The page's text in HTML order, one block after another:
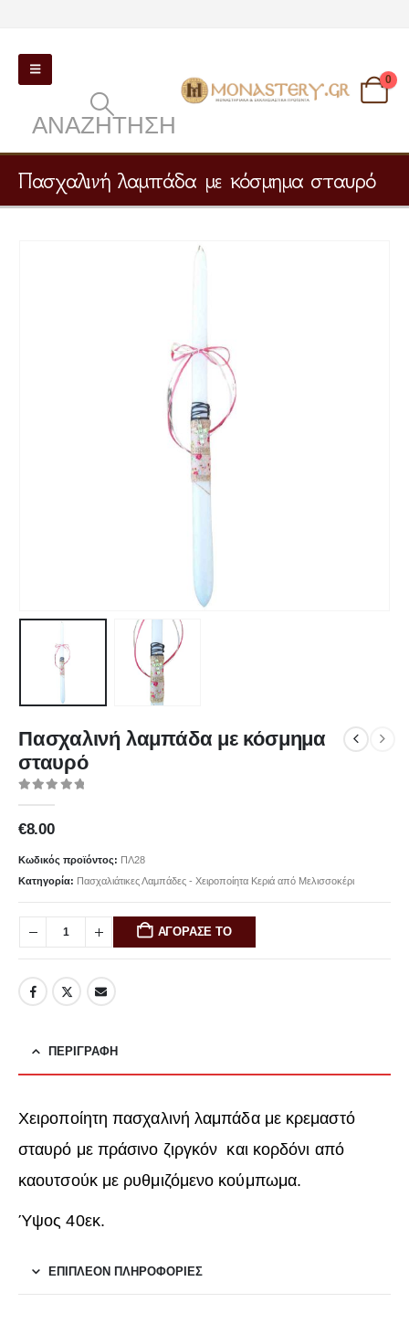
ΑΝΑΖΉΤΗΣΗ
0
Πασχαλινή λαμπάδα με κόσμημα σταυρό
Πασχαλινή λαμπάδα με κόσμημα
σταυρό
€8.00
Κωδικός προϊόντος: ΠΛ28
Κατηγορία: Πασχαλιάτικες Λαμπάδες - Χειροποίητα Κεριά από Μελισσοκέρι
ΑΓΟΡΑΣΕ ΤΟ
ΠΕΡΙΓΡΑΦΉ
Χειροποίητη πασχαλινή λαμπάδα με κρεμαστό
σταυρό με πράσινο ζιργκόν και κορδόνι από
καουτσούκ με ρυθμιζόμενο κούμπωμα.
Ύψος 40εκ.
ΕΠΙΠΛΈΟΝ ΠΛΗΡΟΦΟΡΊΕΣ